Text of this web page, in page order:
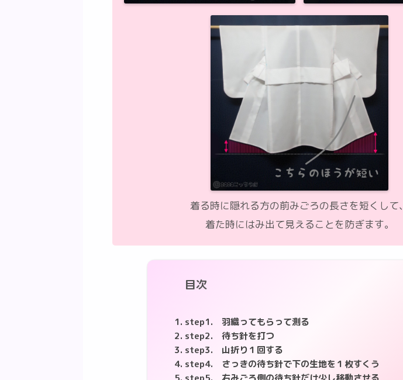
着る時に隠れる方の前みごろの長さを短くして、
着た時にはみ出て見えることを防ぎます。
目次
step1. 羽織ってもらって測る
step2. 待ち針を打つ
step3. 山折り１回する
step4. さっきの待ち針で下の生地を１枚すくう